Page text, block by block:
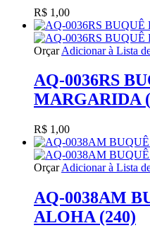
R$ 1,00
Orçar Adicionar à Lista
AQ-0036RS
MARGARIDA
R$ 1,00
Orçar Adicionar à Lista
AQ-0038AM
ALOHA (240)